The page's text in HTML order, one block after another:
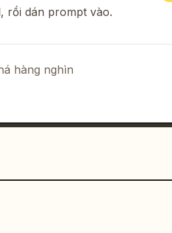
rồi dán prompt vào.
hàng nghìn